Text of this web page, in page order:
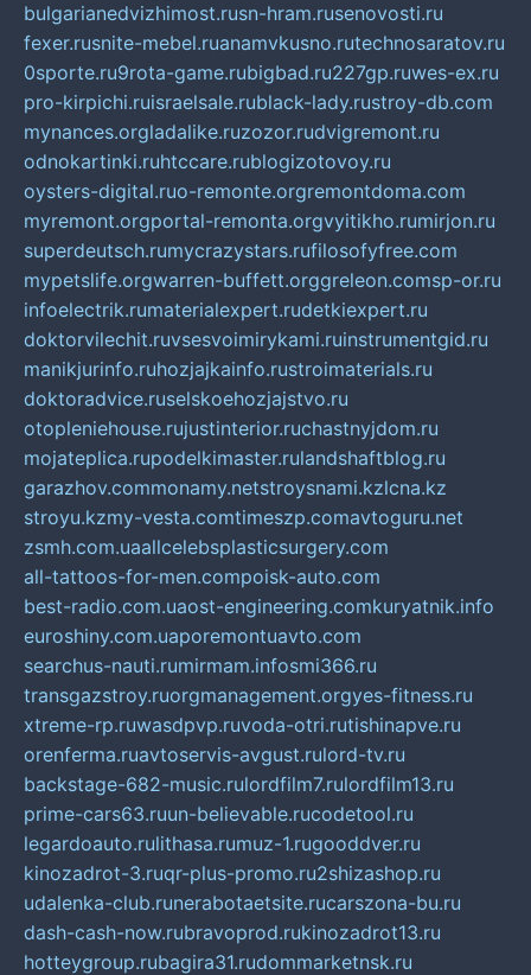
bulgarianedvizhimost.rusn-hram.rusenovosti.ru
fexer.rusnite-mebel.ruanamvkusno.rutechnosaratov.ru
0sporte.ru9rota-game.rubigbad.ru227gp.ruwes-ex.ru
pro-kirpichi.ruisraelsale.rublack-lady.rustroy-db.com
mynances.orgladalike.ruzozor.rudvigremont.ru
odnokartinki.ruhtccare.rublogizotovoy.ru
oysters-digital.ruo-remonte.orgremontdoma.com
myremont.orgportal-remonta.orgvyitikho.rumirjon.ru
superdeutsch.rumycrazystars.rufilosofyfree.com
mypetslife.orgwarren-buffett.orggreleon.comsp-or.ru
infoelectrik.rumaterialexpert.rudetkiexpert.ru
doktorvilechit.ruvsesvoimirykami.ruinstrumentgid.ru
manikjurinfo.ruhozjajkainfo.rustroimaterials.ru
doktoradvice.ruselskoehozjajstvo.ru
otopleniehouse.rujustinterior.ruchastnyjdom.ru
mojateplica.rupodelkimaster.rulandshaftblog.ru
garazhov.commonamy.netstroysnami.kzlcna.kz
stroyu.kzmy-vesta.comtimeszp.comavtoguru.net
zsmh.com.uaallcelebsplasticsurgery.com
all-tattoos-for-men.compoisk-auto.com
best-radio.com.uaost-engineering.comkuryatnik.info
euroshiny.com.uaporemontuavto.com
searchus-nauti.rumirmam.infosmi366.ru
transgazstroy.ruorgmanagement.orgyes-fitness.ru
xtreme-rp.ruwasdpvp.ruvoda-otri.rutishinapve.ru
orenferma.ruavtoservis-avgust.rulord-tv.ru
backstage-682-music.rulordfilm7.rulordfilm13.ru
prime-cars63.ruun-believable.rucodetool.ru
legardoauto.rulithasa.rumuz-1.rugooddver.ru
kinozadrot-3.ruqr-plus-promo.ru2shizashop.ru
udalenka-club.runerabotaetsite.rucarszona-bu.ru
dash-cash-now.rubravoprod.rukinozadrot13.ru
hotteygroup.rubagira31.rudommarketnsk.ru